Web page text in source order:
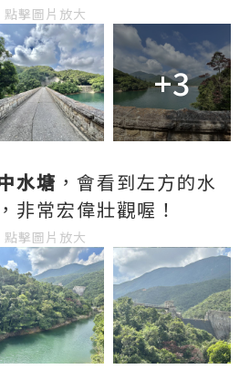
點擊圖片放大
+3
水塘 ，會看到左方的水
非常宏偉壯觀喔！
點擊圖片放大